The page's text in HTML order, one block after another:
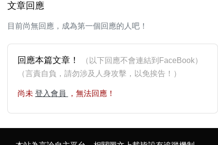
文章回應
目前尚無回應，成為第一個回應的人吧！
回應本篇文章！
（以下回應不會連結到FaceBook）
（言責自負，請勿涉及人身攻擊，以免挨告！）
尚未 登入會員 ，無法回應！